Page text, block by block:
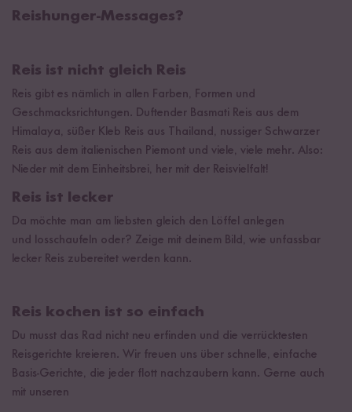
Reishunger-Messages?
Reis ist nicht gleich Reis
Reis gibt es nämlich in allen Farben, Formen und
Geschmacksrichtungen. Duftender Basmati Reis aus dem
Himalaya, süßer Kleb Reis aus Thailand, nussiger Schwarzer
Reis aus dem italienischen Piemont und viele, viele mehr. Also:
Nieder mit dem Einheitsbrei, her mit der Reisvielfalt!
Reis ist lecker
Da möchte man am liebsten gleich den Löffel anlegen
und losschaufeln oder? Zeige mit deinem Bild, wie unfassbar
lecker Reis zubereitet werden kann.
Reis kochen ist so einfach
Du musst das Rad nicht neu erfinden und die verrücktesten
Reisgerichte kreieren. Wir freuen uns über schnelle, einfache
Basis-Gerichte, die jeder flott nachzaubern kann. Gerne auch
mit unseren